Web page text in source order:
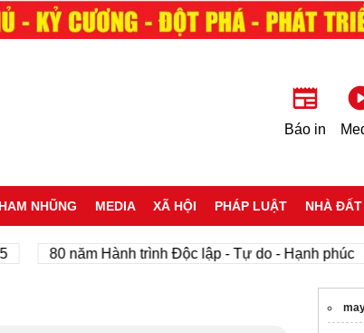
Báo in
NHŨNG MEDIA XÃ HỘI PHÁP LUẬT NHÀ ĐẤT
80 năm Hành trình Độc lập - Tự do - Hạnh phúc